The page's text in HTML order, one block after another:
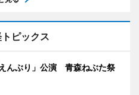
ピックス
んぶり」公演 青森ねぶた祭